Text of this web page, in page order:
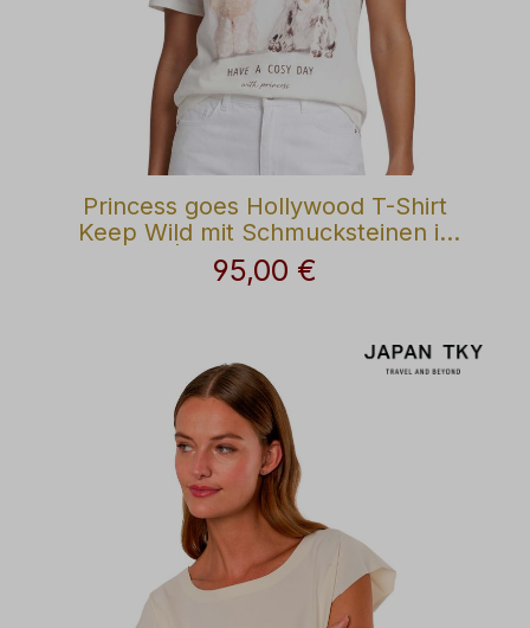
Princess goes Hollywood T-Shirt
Keep Wild mit Schmucksteinen in
Weiß | Modehaus Wörmann
Regulärer Preis:
95,00 €